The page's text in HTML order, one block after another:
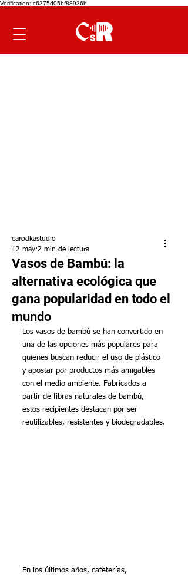
Verification: c6375d05bf88936b
Vasos de Bambú: la
alternativa ecológica que
gana popularidad en todo el
mundo
carodkastudio
12 may 2 min de lectura
Los vasos de bambú se han convertido en
una de las opciones más populares para
quienes buscan reducir el uso de plástico
y apostar por productos más amigables
con el medio ambiente. Fabricados a
partir de fibras naturales de bambú,
estos recipientes destacan por ser
reutilizables, resistentes y biodegradables.
En los últimos años, cafeterías,